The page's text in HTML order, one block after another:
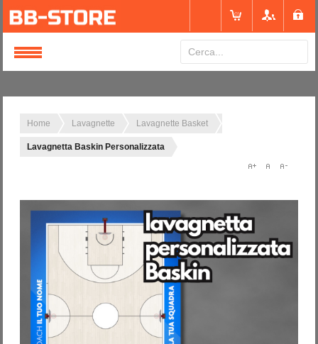
Home Lavagnette Lavagnette Basket
Lavagnetta Baskin Personalizzata
Login
Password
Password dimenticata?